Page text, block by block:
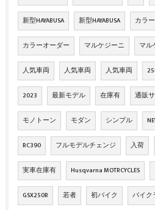
新型HAYABUSA 新型HAYABUSA カラ
カラーオーダー マルケジーニ マル
人気車両 人気車両 人気車両
2023 最新モデル 在庫有 通販
モノトーン モダン シンプル
RC390 フルモデルチェンジ 入荷
実車在庫有 Husqvarna MOTRCYCLES
GSX250R 若者 初バイク バイク